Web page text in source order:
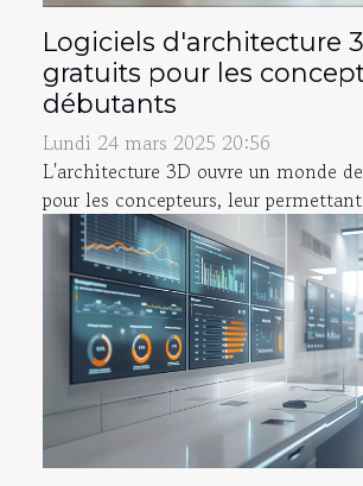
Logiciels d'architecture
gratuits pour les
débutants
Lundi 24 mars 2025 20:56
L'architecture 3D ouvre un monde
pour les concepteurs, leur